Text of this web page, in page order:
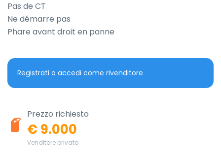
Pas de CT
Ne démarre pas
Phare avant droit en panne
Registrati o accedi come rivenditore
Prezzo richiesto
€ 9.000
Venditore privato